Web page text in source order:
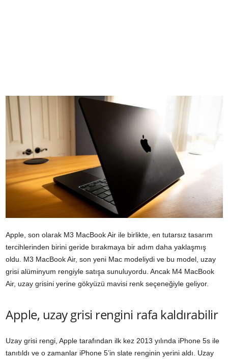
Apple, son olarak M3 MacBook Air ile birlikte, en tutarsız tasarım
tercihlerinden birini geride bırakmaya bir adım daha yaklaşmış
oldu. M3 MacBook Air, son yeni Mac modeliydi ve bu model, uzay
grisi alüminyum rengiyle satışa sunuluyordu. Ancak M4 MacBook
Air, uzay grisini yerine gökyüzü mavisi renk seçeneğiyle geliyor.
Apple, uzay grisi rengini rafa kaldırabilir
Uzay grisi rengi, Apple tarafından ilk kez 2013 yılında iPhone 5s ile
tanıtıldı ve o zamanlar iPhone 5’in slate renginin yerini aldı. Uzay